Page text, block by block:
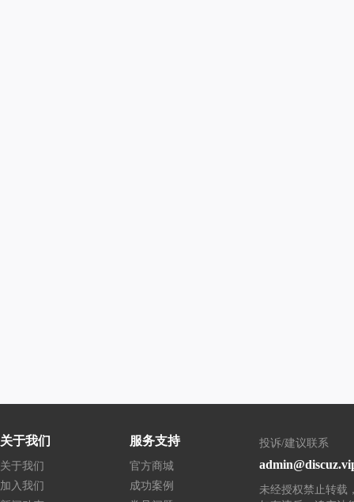
关于我们
关于我们
加入我们
服务支持
官方商城
成功案例
投诉/建议联系
未经授权禁止转载